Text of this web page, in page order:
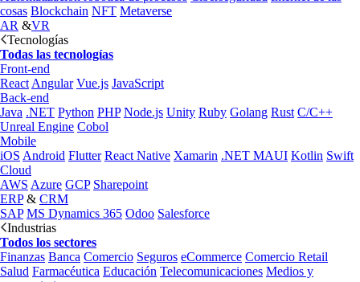
cosas Blockchain NFT Metaverse
AR &VR
Tecnologías
Todas las tecnologías
Front-end
React Angular Vue.js JavaScript
Back-end
Java .NET Python PHP Node.js Unity Ruby Golang Rust C/C++
Unreal Engine Cobol
Mobile
iOS Android Flutter React Native Xamarin .NET MAUI Kotlin Swift
Cloud
AWS Azure GCP Sharepoint
ERP& CRM
SAP MS Dynamics 365 Odoo Salesforce
Industrias
Todos los sectores
Finanzas Banca Comercio Seguros eCommerce Comercio Retail
Salud Farmacéutica Educación Telecomunicaciones Medios y